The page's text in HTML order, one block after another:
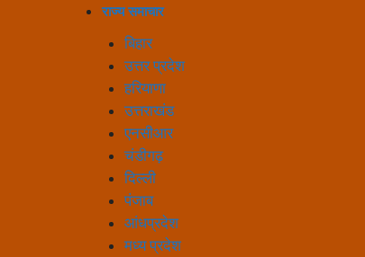
राज्य समाचार
बिहार
उत्तर प्रदेश
हरियाणा
उत्तराखंड
एनसीआर
चंडीगढ़
दिल्ली
पंजाब
आंधप्रदेश
मध्य प्रदेश